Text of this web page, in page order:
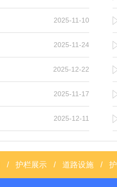
2025-11-10
2025-11-24
2025-12-22
2025-11-17
2025-12-11
/ 护栏展示 / 道路设施 /